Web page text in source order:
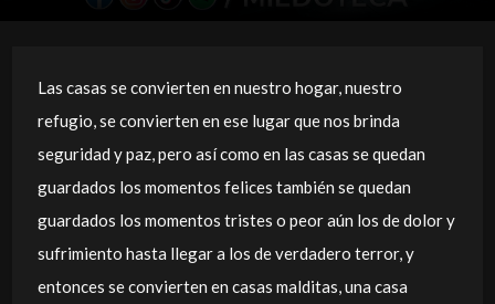
Las casas se convierten en nuestro hogar, nuestro
refugio, se convierten en ese lugar que nos brinda
seguridad y paz, pero así como en las casas se quedan
guardados los momentos felices también se quedan
guardados los momentos tristes o peor aún los de dolor y
sufrimiento hasta llegar a los de verdadero terror, y
entonces se convierten en casas malditas, una casa